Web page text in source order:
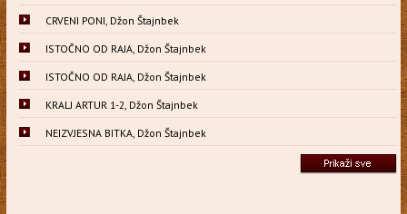
CRVENI PONI, Džon Štajnbek
ISTOČNO OD RAJA, Džon Štajnbek
ISTOČNO OD RAJA, Džon Štajnbek
KRALJ ARTUR 1-2, Džon Štajnbek
NEIZVJESNA BITKA, Džon Štajnbek